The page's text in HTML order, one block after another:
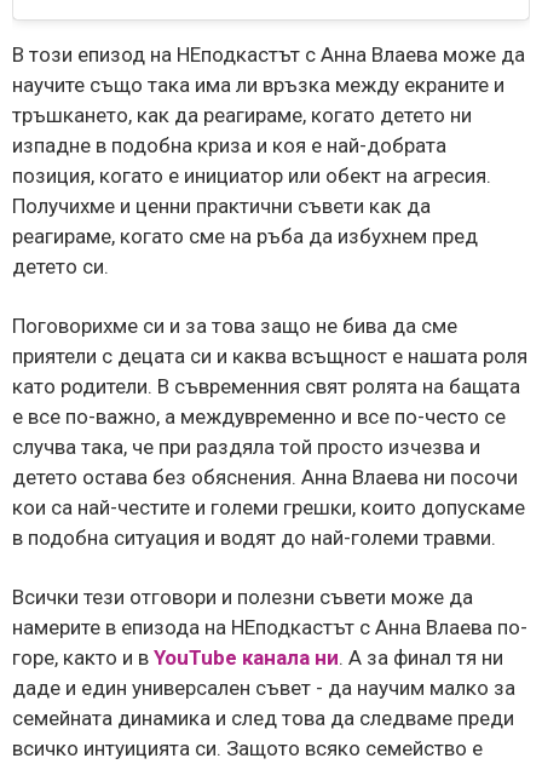
В този епизод на НЕподкастът с Анна Влаева може да
научите също така има ли връзка между екраните и
тръшкането, как да реагираме, когато детето ни
изпадне в подобна криза и коя е най-добрата
позиция, когато е инициатор или обект на агресия.
Получихме и ценни практични съвети как да
реагираме, когато сме на ръба да избухнем пред
детето си.
Поговорихме си и за това защо не бива да сме
приятели с децата си и каква всъщност е нашата роля
като родители. В съвременния свят ролята на бащата
е все по-важно, а междувременно и все по-често се
случва така, че при раздяла той просто изчезва и
детето остава без обяснения. Анна Влаева ни посочи
кои са най-честите и големи грешки, които допускаме
в подобна ситуация и водят до най-големи травми.
Всички тези отговори и полезни съвети може да
намерите в епизода на НЕподкастът с Анна Влаева по-
горе, както и в YouTube канала ни. А за финал тя ни
даде и един универсален съвет - да научим малко за
семейната динамика и след това да следваме преди
всичко интуицията си. Защото всяко семейство е